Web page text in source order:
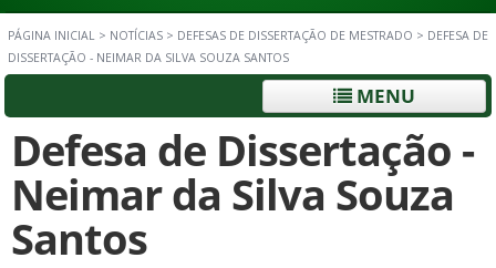
PÁGINA INICIAL > NOTÍCIAS > DEFESAS DE DISSERTAÇÃO DE MESTRADO > DEFESA DE
DISSERTAÇÃO - NEIMAR DA SILVA SOUZA SANTOS
MENU
Defesa de Dissertação -
Neimar da Silva Souza
Santos